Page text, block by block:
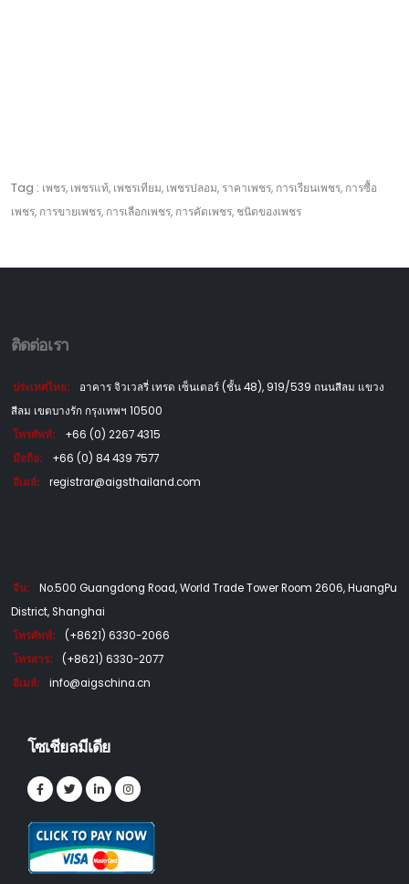
Tag : เพชร, เพชรแท้, เพชรเทียม, เพชรปลอม, ราคาเพชร, การเรียนเพชร, การซื้อ
เพชร, การขายเพชร, การเลือกเพชร, การคัดเพชร, ชนิดของเพชร
ติดต่อเรา
ประเทศไทย:
อาคาร จิวเวลรี่ เทรด เซ็นเตอร์ (ชั้น 48), 919/539 ถนนสีลม แขวง
สีลม เขตบางรัก กรุงเทพฯ 10500
โทรศัพท์:
+66 (0) 2267 4315
มือถือ:
+66 (0) 84 439 7577
อีเมล์:
registrar@aigsthailand.com
จีน:
No.500 Guangdong Road, World Trade Tower Room 2606, HuangPu
District, Shanghai
โทรศัพท์:
(+8621) 6330-2066
โทรสาร:
(+8621) 6330-2077
อีเมล์:
info@aigschina.cn
โซเชียลมีเดีย